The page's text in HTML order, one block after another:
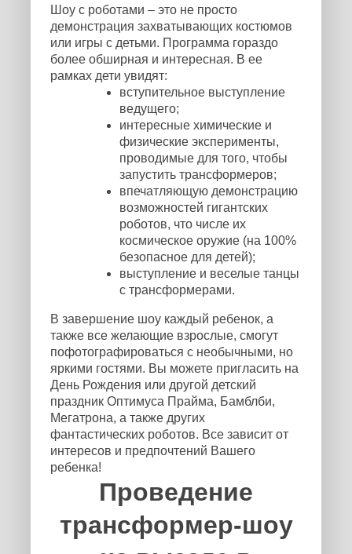
Шоу с роботами – это не просто
демонстрация захватывающих костюмов
или игры с детьми. Программа гораздо
более обширная и интересная. В ее
рамках дети увидят:
вступительное выступление
ведущего;
интересные химические и
физические эксперименты,
проводимые для того, чтобы
запустить трансформеров;
впечатляющую демонстрацию
возможностей гигантских
роботов, что числе их
космическое оружие (на 100%
безопасное для детей);
выступление и веселые танцы
с трансформерами.
В завершение шоу каждый ребенок, а
также все желающие взрослые, смогут
пофотографироваться с необычными, но
яркими гостями. Вы можете пригласить на
День Рождения или другой детский
праздник Оптимуса Прайма, Бамблби,
Мегатрона, а также других
фантастических роботов. Все зависит от
интересов и предпочтений Вашего
ребенка!
Проведение
трансформер-шоу